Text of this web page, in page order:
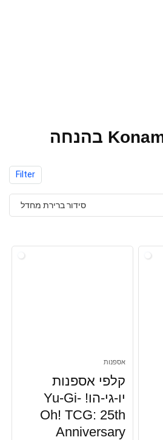
Filter
סידור ברירת מחדל
אספנות
קלפי אספנות
יו-גי-הו! Yu-Gi-
Oh! TCG: 25th
Anniversary